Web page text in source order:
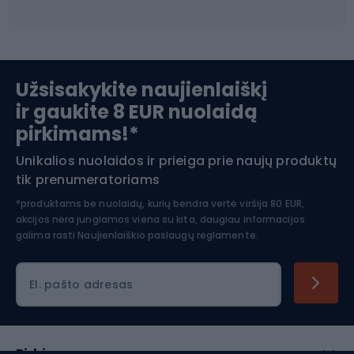
Slidinėjimas
Apranga žiemos sportui
Šiaurietiškas ėjimas
Užsisakykite naujienlaiškį
ir gaukite 8 EUR nuolaidą
pirkimams!*
Unikalios nuolaidos ir prieiga prie naujų produktų
tik prenumeratoriams
*produktams be nuolaidų, kurių bendra vertė viršija 80 EUR,
akcijos nėra jungiamos viena su kita, daugiau informacijos
galima rasti Naujienlaiškio paslaugų reglamente.
El. pašto adresas